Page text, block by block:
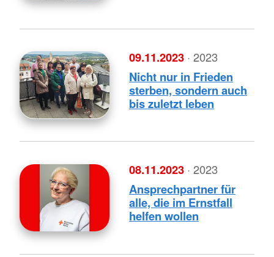
09.11.2023 · 2023
Nicht nur in Frieden
sterben, sondern auch
bis zuletzt leben
08.11.2023 · 2023
Ansprechpartner für
alle, die im Ernstfall
helfen wollen